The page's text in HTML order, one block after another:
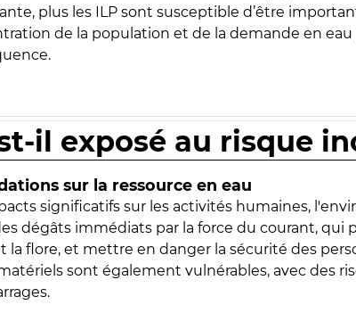
plus les ILP sont susceptible d’être
de la population et de la demande en eau
il exposé au risque
sur la ressource en eau
significatifs sur les activités humaines,
dégâts immédiats par la force du courant, qui
la flore, et mettre en danger la sécurité des
sont également vulnérables, avec des